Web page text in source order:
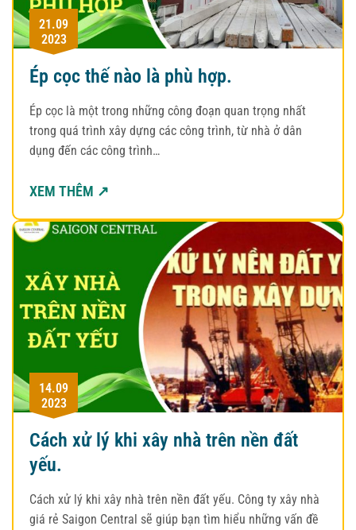
21.09
2023
Ép cọc thế nào là phù hợp.
Ép cọc là một trong những công đoạn quan trọng nhất
trong quá trình xây dựng các công trình, từ nhà ở dân
dụng đến các công trình…
XEM THÊM ↗
14.09
2023
Cách xử lý khi xây nhà trên nền đất
yếu.
Cách xử lý khi xây nhà trên nền đất yếu. Công ty xây nhà
giá rẻ Saigon Central sẽ giúp bạn tìm hiểu những vấn đề